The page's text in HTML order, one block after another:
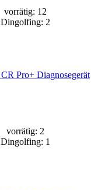
vorrätig: 12
Dingolfing: 2
vorrätig: 2
Dingolfing: 1